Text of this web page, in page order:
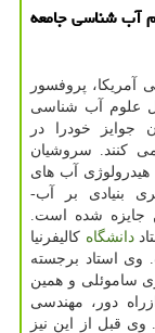
آب شناسی جامعه
آمریکا، پروفسور
علوم آب شناسی
جوایز خودرا در
کنند. سروشیان
هیدرولوژی آب های
بنیادی بر آب-
جایزه شده است.
دانشگاه کالیفرنیا
وی استاد برجسته
ساموئلی و همین
دور، مهندسی
قبل از این نیز